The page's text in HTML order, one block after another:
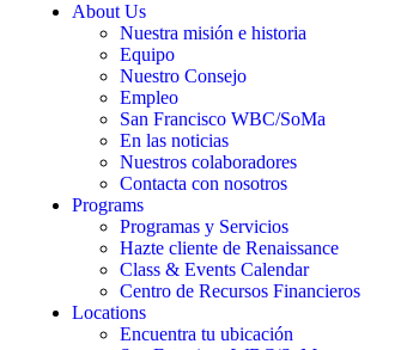
About Us
Nuestra misión e historia
Equipo
Nuestro Consejo
Empleo
San Francisco WBC/SoMa
En las noticias
Nuestros colaboradores
Contacta con nosotros
Programs
Programas y Servicios
Hazte cliente de Renaissance
Class & Events Calendar
Centro de Recursos Financieros
Locations
Encuentra tu ubicación